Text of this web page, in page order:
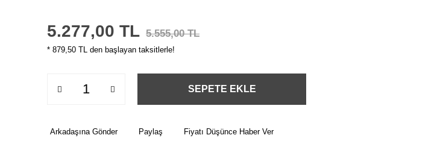
5.277,00 TL 5.555,00 TL
* 879,50 TL den başlayan taksitlerle!
SEPETE EKLE
Arkadaşına Gönder Paylaş Fiyatı Düşünce Haber Ver